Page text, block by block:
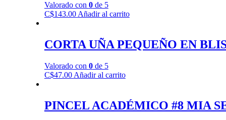
Valorado con 0de 5
C$143.00 Añadir al carrito
CORTA UÑA PEQUEÑO EN
Valorado con 0de 5
C$47.00 Añadir al carrito
PINCEL ACADÉMICO #8 MIA